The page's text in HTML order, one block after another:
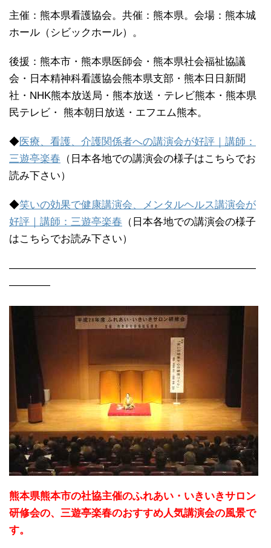
主催：熊本県看護協会。共催：熊本県。会場：熊本城
ホール（シビックホール）。
後援：熊本市・熊本県医師会・熊本県社会福祉協議
会・日本精神科看護協会熊本県支部・熊本日日新聞
社・NHK熊本放送局・熊本放送・テレビ熊本・熊本県
民テレビ・ 熊本朝日放送・エフエム熊本。
◆医療、看護、介護関係者への講演会が好評｜講師：
三遊亭楽春 （日本各地での講演会の様子はこちらでお
読み下さい）
◆笑いの効果で健康講演会、メンタルヘルス講演会が
好評｜講師：三遊亭楽春 （日本各地での講演会の様子
はこちらでお読み下さい）
————————————————————————
————
熊本県熊本市の社協主催のふれあい・いきいきサロン
研修会の、三遊亭楽春のおすすめ人気講演会の風景で
す。